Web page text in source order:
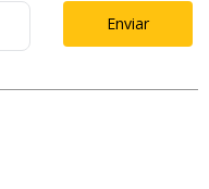
Enviar